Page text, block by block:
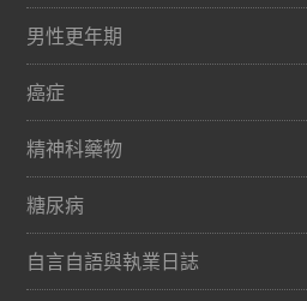
男性更年期
癌症
精神科藥物
糖尿病
自言自語與執業日誌